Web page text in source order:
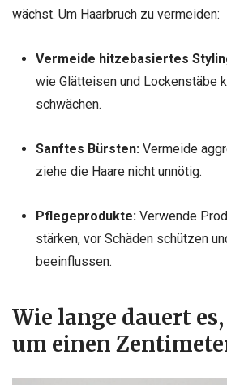
wächst. Um Haarbruch zu vermeiden:
Vermeide hitzebasiertes
wie Glätteisen und Lockenstäbe
schwächen.
Sanftes Bürsten:Vermeide
ziehe die Haare nicht unnötig.
Pflegeprodukte:Verwende
stärken, vor Schäden schützen
beeinflussen.
Wie lange dauert
um einen